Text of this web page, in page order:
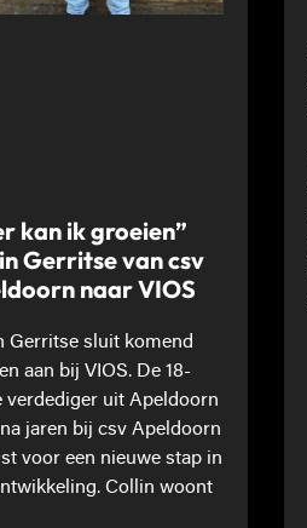
kan ik groeien”
Gerritse van csv
naar VIOS
Gerritse sluit komend
aan bij VIOS. De 18-
verdediger uit Apeldoorn
jaren bij csv Apeldoorn
voor een nieuwe stap in
Collin woont